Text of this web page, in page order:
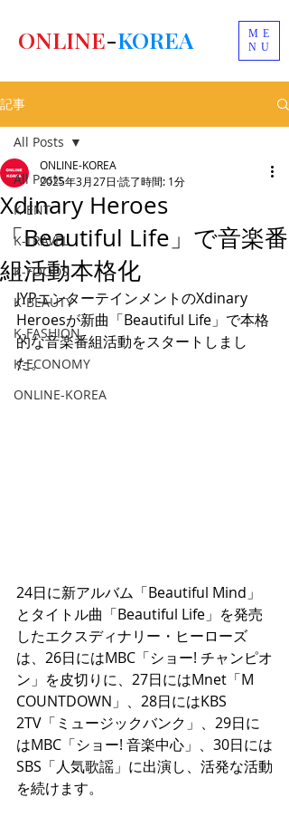
ME
NU
ONLINE-KOREA
記事
All Posts
K-ENT
K-TRAVEL
K-FOODS
K-BEAUTY
K-FASHION
K-ECONOMY
ONLINE-KOREA
All Posts
Xdinary Heroes
「Beautiful Life」で音楽番
組活動本格化
ONLINE-KOREA
2025年3月27日 読了時間: 1分
JYPエンターテインメントのXdinary
Heroesが新曲「Beautiful Life」で本格
的な音楽番組活動をスタートしまし
た。
24日に新アルバム「Beautiful Mind」
とタイトル曲「Beautiful Life」を発売
したエクスディナリー・ヒーローズ
は、26日にはMBC「ショー! チャンピオ
ン」を皮切りに、27日にはMnet「M
COUNTDOWN」、28日にはKBS
2TV「ミュージックバンク」、29日に
はMBC「ショー! 音楽中心」、30日には
SBS「人気歌謡」に出演し、活発な活動
を続けます。